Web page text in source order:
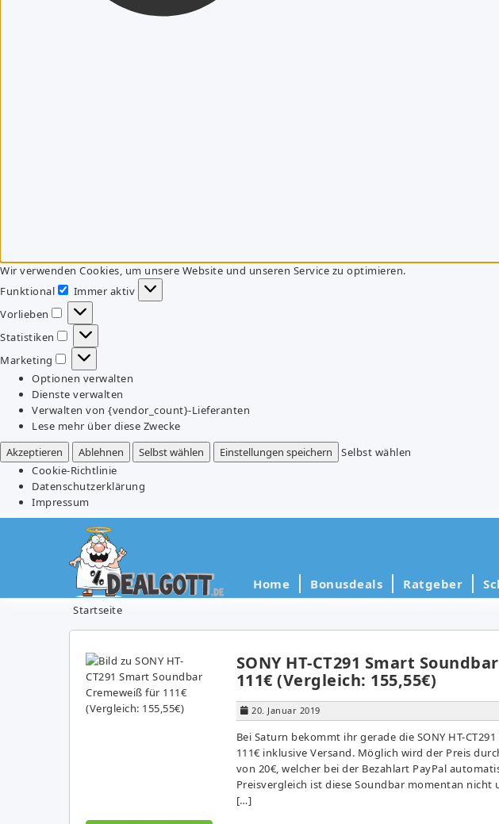
Wir verwenden Cookies, um unsere Website und unseren Service zu optimieren.
Funktional
Funktional
Immer aktiv
Vorlieben
Vorlieben
Statistiken
Statistiken
Marketing
Marketing
Optionen verwalten
Dienste verwalten
Verwalten von {vendor_count}-Lieferanten
Lese mehr über diese Zwecke
Akzeptieren
Ablehnen Selbst wählen Einstellungen speichern
Selbst wählen
Cookie-Richtlinie
Datenschutzerklärung
Impressum
Home Bonusdeals Ratgeber
Startseite
SONY HT-CT291 Smart
111€ (Vergleich: 155,55€)
20. Januar 2019
Bei Saturn bekommt ihr gerade die SONY HT-
111€ inklusive Versand. Möglich wird der Preis
von 20€, welcher bei der Bezahlart PayPal
Preisvergleich ist diese Soundbar momentan nicht
[…]